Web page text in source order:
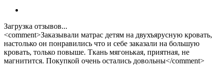
Загрузка отзывов...
<comment>Заказывали матрас детям на двухъярусную кровать,
настолько он понравились что и себе заказали на большую
кровать, только повыше. Ткань мягонькая, приятная, не
магнитится. Покупкой очень остались довольны</comment>